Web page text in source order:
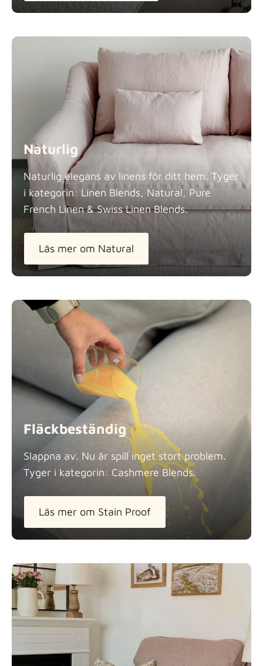
Naturlig
Naturlig elegans av linens för ditt hem. Tyger
i kategorin: Linen Blends, Natural, Pure
French Linen & Swiss Linen Blends.
Läs mer om Natural
Fläckbeständig
Slappna av. Nu är spill inget stort problem.
Tyger i kategorin: Cashmere Blends.
Läs mer om Stain Proof